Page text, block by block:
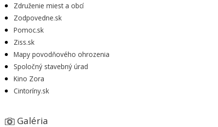
Združenie miest a obcí
Zodpovedne.sk
Pomoc.sk
Ziss.sk
Mapy povodňového ohrozenia
Spoločný stavebný úrad
Kino Zora
Cintoríny.sk
Galéria